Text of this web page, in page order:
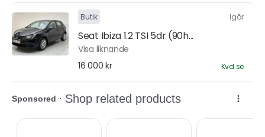
Butik Igår
Seat Ibiza 1.2 TSI 5dr (90h...
Visa liknande
16 000 kr
Kvd.se